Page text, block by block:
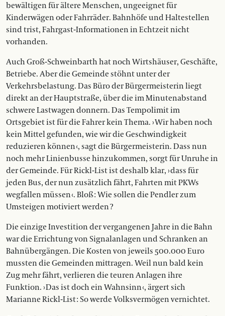
bewältigen für ältere Menschen, ungeeignet für
Kinderwägen oder Fahrräder. Bahnhöfe und Haltestellen
sind trist, Fahrgast-Informationen in Echtzeit nicht
vorhanden.
Auch Groß-Schweinbarth hat noch Wirtshäuser, Geschäfte,
Betriebe. Aber die Gemeinde stöhnt unter der
Verkehrsbelastung. Das Büro der Bürgermeisterin liegt
direkt an der Hauptstraße, über die im Minutenabstand
schwere Lastwagen donnern. Das Tempolimit im
Ortsgebiet ist für die Fahrer kein Thema. › Wir haben noch
kein Mittel gefunden, wie wir die Geschwindigkeit
reduzieren können ‹, sagt die Bürgermeisterin. Dass nun
noch mehr Linienbusse hinzukommen, sorgt für Unruhe in
der Gemeinde. Für Rickl-List ist deshalb klar, › dass für
jeden Bus, der nun zusätzlich fährt, Fahrten mit PKWs
wegfallen müssen ‹. Bloß : Wie sollen die Pendler zum
Umsteigen motiviert werden ?
Die einzige Investition der vergangenen Jahre in die Bahn
war die Errichtung von Signalanlagen und Schranken an
Bahnübergängen. Die Kosten von jeweils 500.000 Euro
mussten die Gemeinden mittragen. Weil nun bald kein
Zug mehr fährt, verlieren die teuren Anlagen ihre
Funktion. › Das ist doch ein Wahnsinn ‹, ärgert sich
Marianne Rickl-List : So werde Volksvermögen vernichtet.